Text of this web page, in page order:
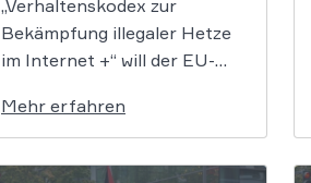
„Verhaltenskodex zur
Bekämpfung illegaler Hetze
im Internet +“ will der EU-
Bekämpfung von Risiken im
Internet fördern. Die
Kommission und das
Mehr erfahren